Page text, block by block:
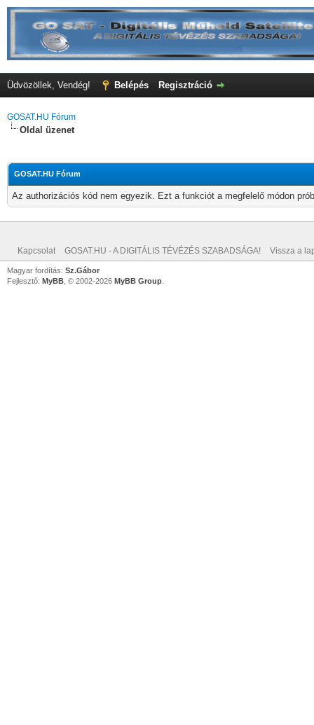
Üdvözöllek, Vendég! Belépés Regisztráció
GOSAT.HU Fórum
Oldal üzenet
GOSAT.HU Fórum
Az authorizációs kód nem egyezik. Ezt a funkciót a megfelelő módon
Kapcsolat GOSAT.HU - A DIGITÁLIS TÉVÉZÉS SZABADSÁGA! Vissza a
Magyar fordítás: Sz.Gábor
Fejlesztő: MyBB , © 2002-2026 MyBB Group